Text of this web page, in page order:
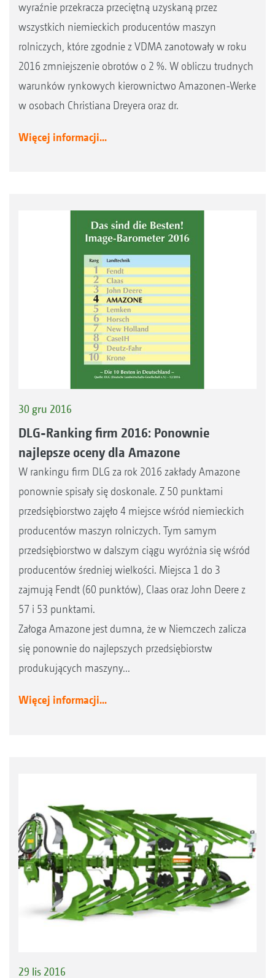
wyraźnie przekracza przeciętną uzyskaną przez
wszystkich niemieckich producentów maszyn
rolniczych, które zgodnie z VDMA zanotowały w roku
2016 zmniejszenie obrotów o 2 %. W obliczu trudnych
warunków rynkowych kierownictwo Amazonen-Werke
w osobach Christiana Dreyera oraz dr.
Więcej informacji...
30 gru 2016
DLG-Ranking firm 2016: Ponownie
najlepsze oceny dla Amazone
W rankingu firm DLG za rok 2016 zakłady Amazone
ponownie spisały się doskonale. Z 50 punktami
przedsiębiorstwo zajęło 4 miejsce wśród niemieckich
producentów maszyn rolniczych. Tym samym
przedsiębiorstwo w dalszym ciągu wyróżnia się wśród
producentów średniej wielkości. Miejsca 1 do 3
zajmują Fendt (60 punktów), Claas oraz John Deere z
57 i 53 punktami.
Załoga Amazone jest dumna, że w Niemczech zalicza
się ponownie do najlepszych przedsiębiorstw
produkujących maszyny...
Więcej informacji...
29 lis 2016